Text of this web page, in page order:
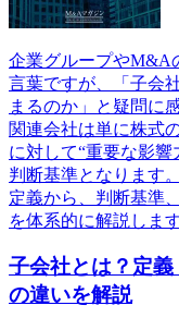
企業グループやM&A
言葉ですが、「子会
まるのか」と疑問に
関連会社は単に株式
に対して“重要な影
判断基準となります
定義から、判断基準
を体系的に解説しま
子会社とは？定
の違いを解説